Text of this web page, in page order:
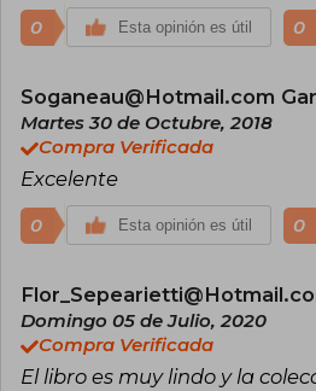
rebautizada en 2016
reflejando la
adaptadas a
libros para
animada.
0 Esta opinión es útil 0
Soganeau@Hotmail.com
Martes 30 de Octubre, 2018
Compra Verificada
Excelente
0 Esta opinión es útil 0
Domingo 05 de Julio, 2020
Compra Verificada
El libro es muy lindo y la